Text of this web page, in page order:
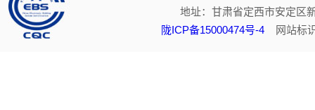
地址：甘肃省定西市安定
陇ICP备15000474号-4 网站标